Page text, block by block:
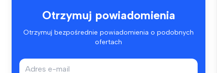
Otrzymuj powiadomienia
Otrzymuj bezpośrednie powiadomienia o podobnych
ofertach